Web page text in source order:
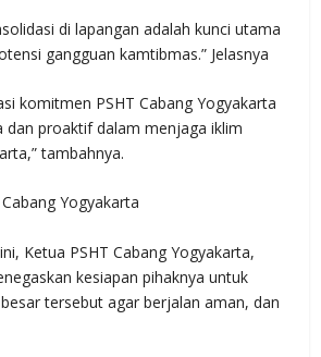
di lapangan adalah kunci utama
gangguan kamtibmas.” Jelasnya
komitmen PSHT Cabang Yogyakarta
dan proaktif dalam menjaga iklim
tambahnya.
Yogyakarta
Ketua PSHT Cabang Yogyakarta,
kesiapan pihaknya untuk
tersebut agar berjalan aman, dan